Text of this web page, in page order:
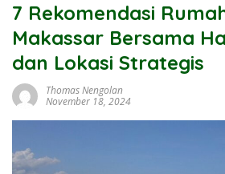
7 Rekomendasi
Makassar Bersama
dan Lokasi Strategis
Thomas Nengolan
November 18, 2024